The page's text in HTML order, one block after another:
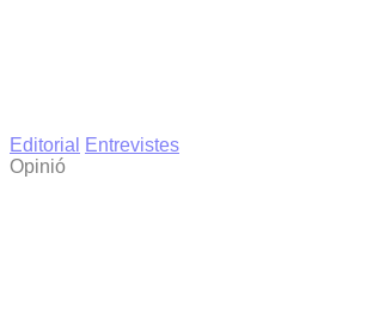
Editorial
Entrevistes
Opinió